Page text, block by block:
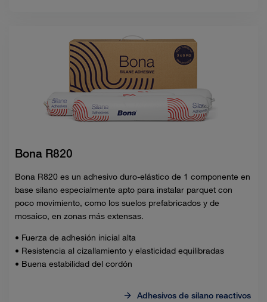
Bona R820
Bona R820 es un adhesivo duro-elástico de 1 componente en
base silano especialmente apto para instalar parquet con
poco movimiento, como los suelos prefabricados y de
mosaico, en zonas más extensas.
• Fuerza de adhesión inicial alta
• Resistencia al cizallamiento y elasticidad equilibradas
• Buena estabilidad del cordón
Adhesivos de silano reactivos